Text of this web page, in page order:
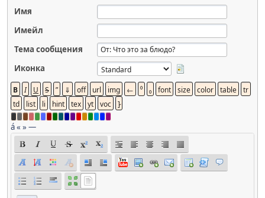
Имя
Имейл
Тема сообщения
Иконка
á« »—